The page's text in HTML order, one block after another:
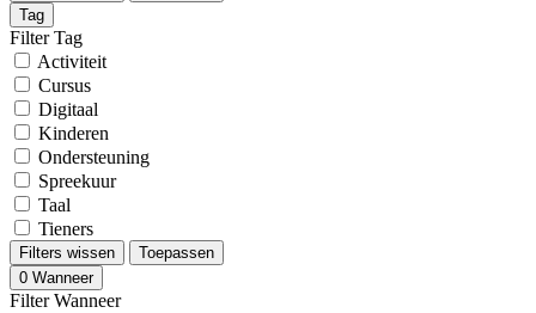
Tag
Filter Tag
Activiteit
Cursus
Digitaal
Kinderen
Ondersteuning
Spreekuur
Taal
Tieners
Filters wissen
Toepassen
0 Wanneer
Filter Wanneer